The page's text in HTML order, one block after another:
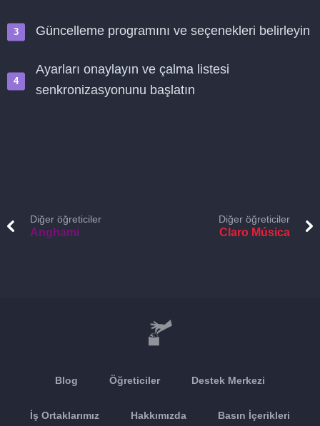
Güncelleme programını ve seçenekleri belirleyin
Ayarları onaylayın ve çalma listesi
senkronizasyonunu başlatın
Diğer öğreticiler
Anghami
Diğer öğreticiler
Claro Música
Blog Öğreticiler Destek Merkezi
İş Ortaklarımız Hakkımızda Basın İçerikleri